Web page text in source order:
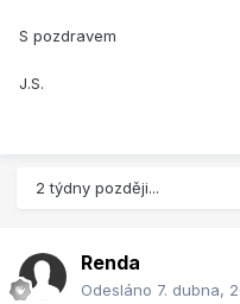
S pozdravem
J.S.
2 týdny později...
Renda
Odesláno 7. dubna,